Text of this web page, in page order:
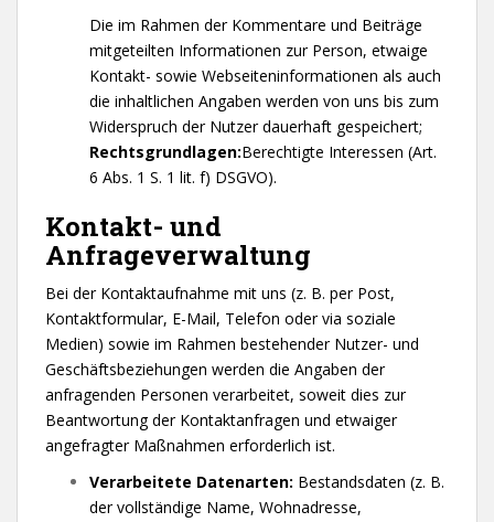
Die im Rahmen der Kommentare und Beiträge
mitgeteilten Informationen zur Person, etwaige
Kontakt- sowie Webseiteninformationen als auch
die inhaltlichen Angaben werden von uns bis zum
Widerspruch der Nutzer dauerhaft gespeichert;
Rechtsgrundlagen:Berechtigte Interessen (Art.
6 Abs. 1 S. 1 lit. f) DSGVO).
Kontakt- und
Anfrageverwaltung
Bei der Kontaktaufnahme mit uns (z. B. per Post,
Kontaktformular, E-Mail, Telefon oder via soziale
Medien) sowie im Rahmen bestehender Nutzer- und
Geschäftsbeziehungen werden die Angaben der
anfragenden Personen verarbeitet, soweit dies zur
Beantwortung der Kontaktanfragen und etwaiger
angefragter Maßnahmen erforderlich ist.
Verarbeitete Datenarten: Bestandsdaten (z. B.
der vollständige Name, Wohnadresse,